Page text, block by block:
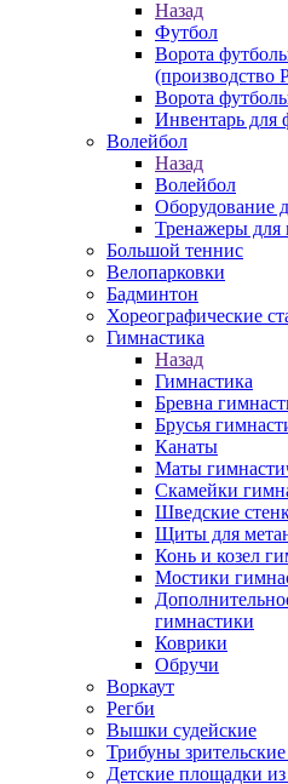
Назад
Футбол
Ворота
(производство
Ворота
Инвентарь для
Волейбол
Назад
Волейбол
Оборудование
Тренажеры для
Большой теннис
Велопарковки
Бадминтон
Хореографические
Гимнастика
Назад
Гимнастика
Бревна
Брусья
Канаты
Маты
Скамейки
Шведские
Щиты для
Конь и козел
Мостики
гимнастики
Коврики
Обручи
Воркаут
Регби
Вышки судейские
Трибуны
Детские площадки